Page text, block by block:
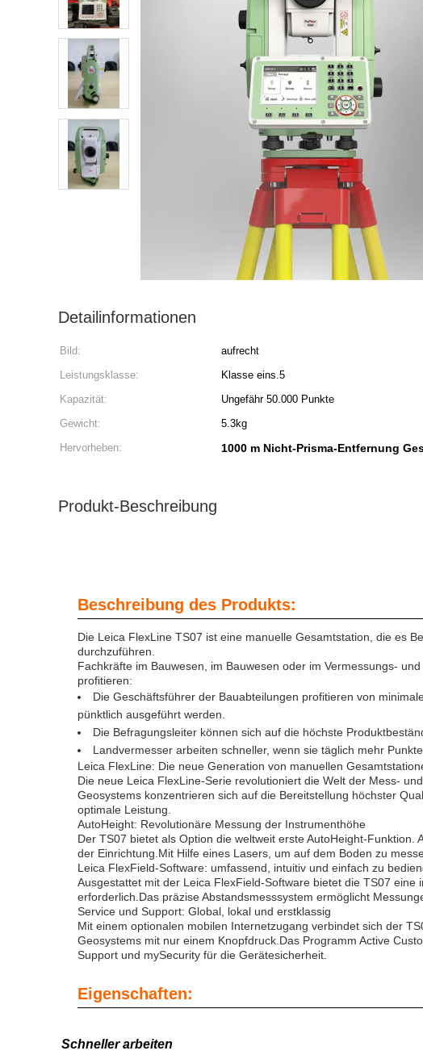
Detailinformationen
Bild: aufrecht
Leistungsklasse:
Klasse eins.5
Kapazität:
Ungefähr 50.000 Punkte
Gewicht:
5.3kg
Hervorheben:
1000 m Nicht-Prisma-Entfernung
Produkt-Beschreibung
Beschreibung des Produkts:
Die Leica FlexLine TS07 ist eine manuelle Gesamtstation, die es
durchzuführen.
Fachkräfte im Bauwesen, im Bauwesen oder im Vermessungs-
profitieren:
Die Geschäftsführer der Bauabteilungen profitieren von
pünktlich ausgeführt werden.
Die Befragungsleiter können sich auf die höchste
Landvermesser arbeiten schneller, wenn sie täglich mehr
Leica FlexLine: Die neue Generation von manuellen
Die neue Leica FlexLine-Serie revolutioniert die Welt der Mess-
Geosystems konzentrieren sich auf die Bereitstellung höchster
optimale Leistung.
AutoHeight: Revolutionäre Messung der Instrumenthöhe
Der TS07 bietet als Option die weltweit erste AutoHeight-
der Einrichtung.Mit Hilfe eines Lasers, um auf dem Boden zu
Leica FlexField-Software: umfassend, intuitiv und einfach zu
Ausgestattet mit der Leica FlexField-Software bietet die TS07
erforderlich.Das präzise Abstandsmesssystem ermöglicht
Service und Support: Global, lokal und erstklassig
Mit einem optionalen mobilen Internetzugang verbindet sich der
Geosystems mit nur einem Knopfdruck.Das Programm Active
Support und mySecurity für die Gerätesicherheit.
Eigenschaften:
Schneller arbeiten